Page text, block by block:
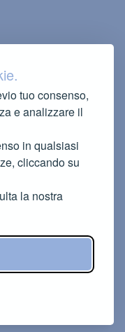
tuo consenso,
e analizzare il
in qualsiasi
cliccando su
la nostra